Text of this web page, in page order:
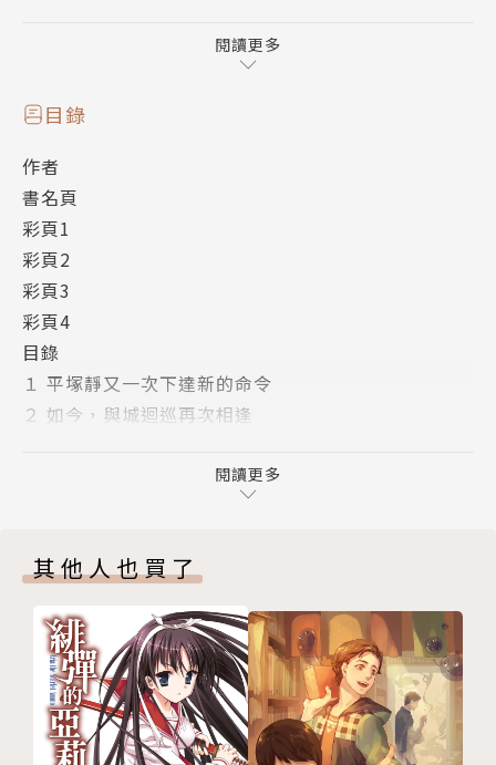
託。然而整個運動會卻連最基本的主任委員人選都還沒
決定，此時被拱上位的，居然是曾擔任過校慶執行主委
的那位相模南……
們的慶典不會結束。〉特典小說，並由渡航老師親自剪
輯，將內容重新構築！日本特裝版附贈的廣播劇CD內
容──緊接在第九集劇情後、聖誕舞會插曲的小說版也
一併收錄！
閱讀更多
目錄
作者
書名頁
彩頁1
彩頁2
彩頁3
彩頁4
目錄
１ 平塚靜又一次下達新的命令
２ 如今，與城迴巡再次相逢
４ 雪之下雪乃堅持試探到底
５ 綜上所述，比企谷八幡有股預感
７ 於是，最後的會議華麗起舞
中記
B.T! BONUS TRACK！在那聖誕燭光搖曳之時……
後記
版權頁
閱讀更多
其他人也買了